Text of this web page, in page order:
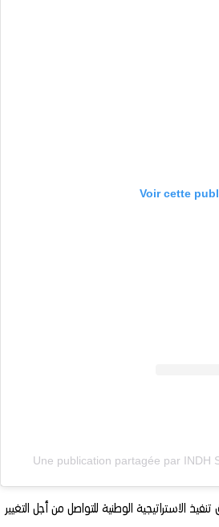
Voir cette
Une publication partagée par INDH
الاستراتيجية الوطنية للتواصل من أجل التغيير